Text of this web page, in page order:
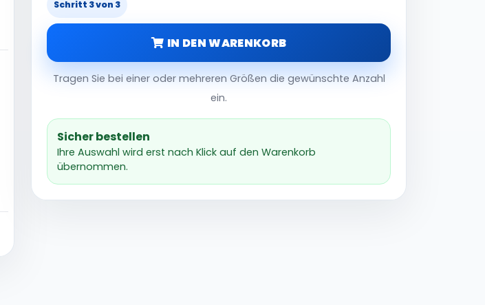
Schritt 3 von 3
IN DEN WARENKORB
Tragen Sie bei einer oder mehreren Größen die gewünschte Anzahl
ein.
Sicher bestellen
Ihre Auswahl wird erst nach Klick auf den Warenkorb
übernommen.